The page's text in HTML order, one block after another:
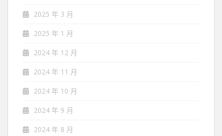
2025 年 3 月
2025 年 1 月
2024 年 12 月
2024 年 11 月
2024 年 10 月
2024 年 9 月
2024 年 8 月